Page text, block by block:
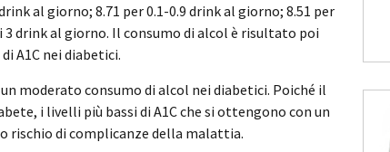
al giorno; 8.71 per 0.1-0.9 drink al giorno; 8.51 per
3 drink al giorno. Il consumo di alcol è risultato poi
A1C nei diabetici.
moderato consumo di alcol nei diabetici. Poiché il
i livelli più bassi di A1C che si ottengono con un
rischio di complicanze della malattia.